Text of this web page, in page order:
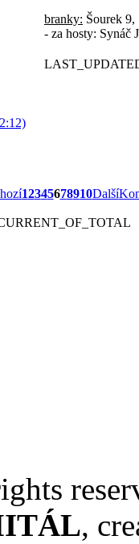
branky: Šourek
- za hosty: Synáč
12345678910Další
,